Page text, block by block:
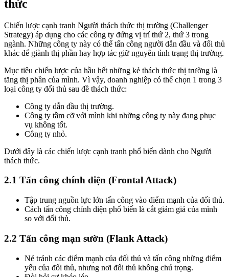
thức
Chiến lược cạnh tranh Người thách thức thị trường (Challenger
Strategy) áp dụng cho các công ty đứng vị trí thứ 2, thứ 3 trong
ngành. Những công ty này có thể tấn công người dẫn đầu và đối thủ
khác để giành thị phần hay hợp tác giữ nguyên tình trạng thị trường.
Mục tiêu chiến lược của hầu hết những kẻ thách thức thị trường là
tăng thị phần của mình. Vì vậy, doanh nghiệp có thể chọn 1 trong 3
loại công ty đối thủ sau đề thách thức:
Công ty dẫn đầu thị trường.
Công ty tầm cỡ với mình khi những công ty này đang phục
vụ không tốt.
Công ty nhỏ.
Dưới đây là các chiến lược cạnh tranh phổ biến dành cho Người
thách thức.
2.1 Tấn công chính diện (Frontal Attack)
Tập trung nguồn lực lớn tấn công vào điểm mạnh của đối thủ.
Cách tấn công chính diện phổ biến là cắt giảm giá của mình
so với đối thủ.
2.2 Tấn công mạn sườn (Flank Attack)
Né tránh các điểm mạnh của đối thủ và tấn công những điểm
yếu của đối thủ, nhưng nơi đối thủ không chú trọng.